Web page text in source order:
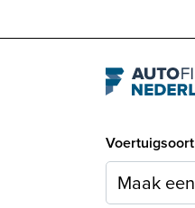
Navigation
Voertuigsoort